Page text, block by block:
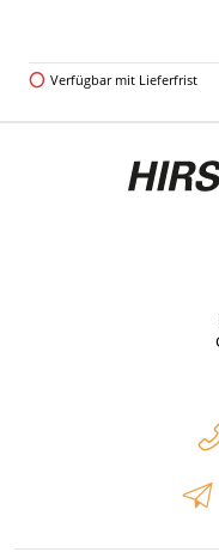
Verfügbar mit Lieferfrist